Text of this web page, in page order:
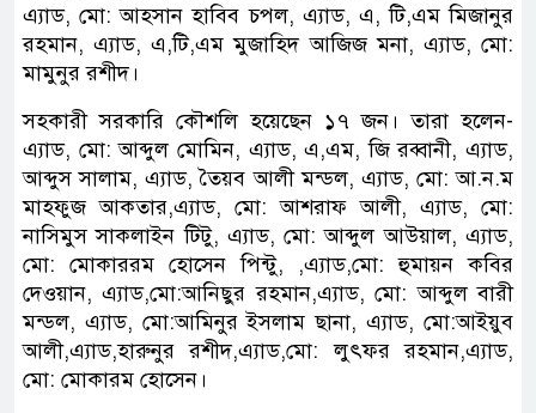
এ‍্যাড, মো: আহসান হাবিব চপল, এ‍্যাড, এ, টি,এম মিজানুর
রহমান, এ‍্যাড, এ,টি,এম মুজাহিদ আজিজ মনা, এ‍্যাড, মো:
মামুনুর রশীদ।
সহকারী সরকারি কৌশলি হয়েছেন ১৭ জন। তারা হলেন-
এ‍্যাড, মো: আব্দুল মোমিন, এ‍্যাড, এ,এম, জি রব্বানী, এ‍্যাড,
আব্দুস সালাম, এ‍্যাড, তৈয়ব আলী মন্ডল, এ‍্যাড, মো: আ.ন.ম
মাহফুজ আকতার,এ‍্যাড, মো: আশরাফ আলী, এ‍্যাড, মো:
নাসিমুস সাকলাইন টিটু, এ‍্যাড, মো: আব্দুল আউয়াল, এ‍্যাড,
মো: মোকাররম হোসেন পিন্টু, ,এ‍্যাড,মো: হুমায়ন কবির
দেওয়ান, এ‍্যাড,মো:আনিছুর রহমান,এ‍্যাড, মো: আব্দুল বারী
মন্ডল, এ‍্যাড, মো:আমিনুর ইসলাম ছানা, এ‍্যাড, মো:আইয়ুব
আলী,এ‍্যাড,হারুনুর রশীদ,এ‍্যাড,মো: লুৎফর রহমান,এ‍্যাড,
মো: মোকারম হোসেন।